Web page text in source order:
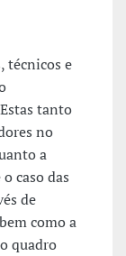
técnicos e
tanto
no
a
caso das
de
como a
quadro